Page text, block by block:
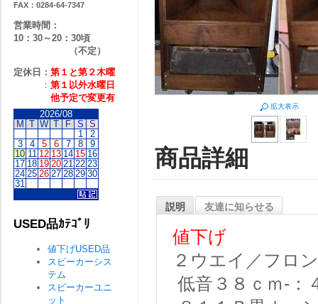
拡大表示
商品詳細
説明 友達に知らせる
値下げ
２ウエイ／フロ
低音３８ｃｍ-：
FAX：0284-64-7347
営業時間：
10：30～20：30頃
（不定）
定休日： 第１と第２木曜
： 第１以外水曜日
他予定で変更有
2026/08
M T W T F S S
1
2
3
4 5 6 7 8
9
10 11 12 13 14 15 16
17 18 19 20 21 22 23
24 25 26 27 28 29 30
31
USED品ｶﾃｺﾞﾘ
値下げUSED品
スピーカーシス
テム
スピーカーユニ
ット